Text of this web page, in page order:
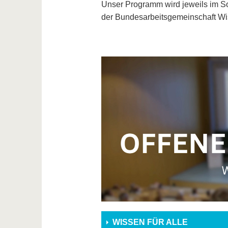
Unser Programm wird jeweils im
der Bundesarbeitsgemeinschaft
WISSEN FÜR ALLE